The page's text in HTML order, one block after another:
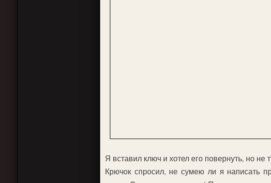
Я вставил ключ и хотел его повернуть, но
Крючок спросил, не сумею ли я написать